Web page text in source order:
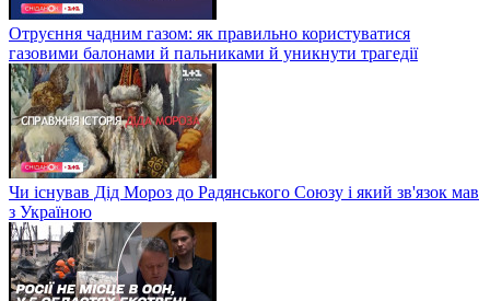
Отруєння чадним газом: як правильно користуватися
газовими балонами й пальниками й уникнути трагедії
Чи існував Дід Мороз до Радянського Союзу і який зв'язок мав
з Україною